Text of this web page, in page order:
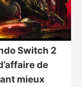
Switch 2
de
mieux